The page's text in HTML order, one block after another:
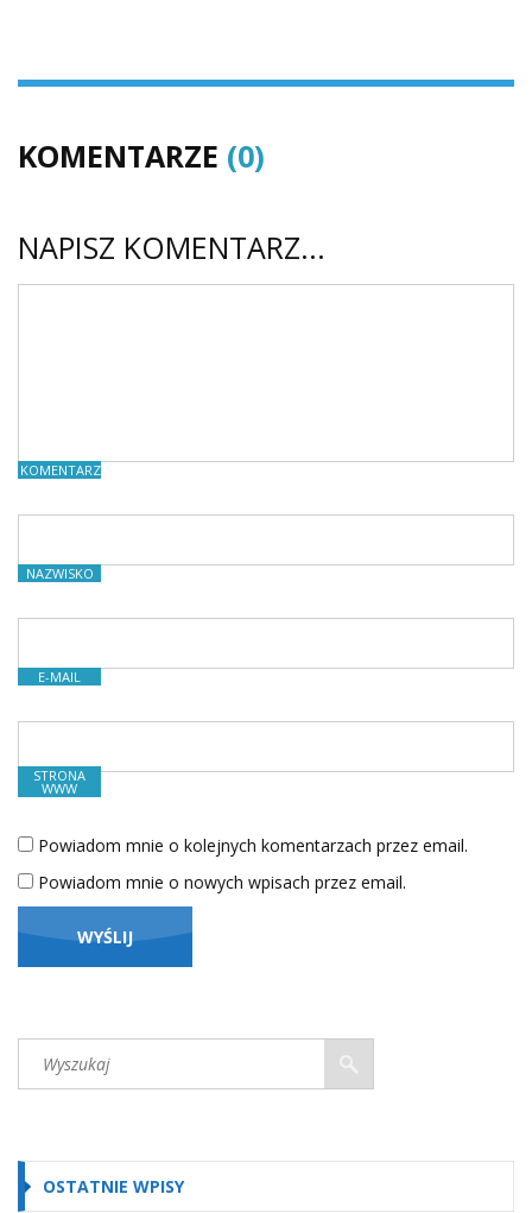
KOMENTARZE (0)
NAPISZ KOMENTARZ...
KOMENTARZE
NAZWISKO
E-MAIL
STRONA
WWW
Powiadom mnie o kolejnych komentarzach przez email.
Powiadom mnie o nowych wpisach przez email.
OSTATNIE WPISY